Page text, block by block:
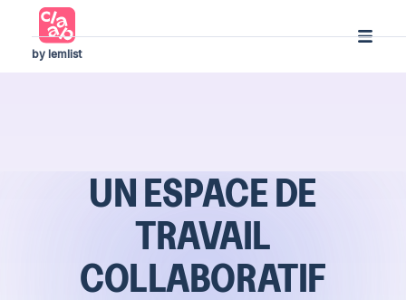
by lemlist
UN ESPACE DE
TRAVAIL
COLLABORATIF